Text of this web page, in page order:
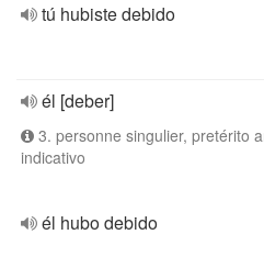
tú hubiste debido
él [deber]
3. personne singulier, pretérito
indicativo
él hubo debido